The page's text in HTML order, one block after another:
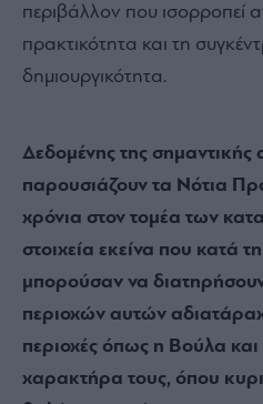
περιβάλλον που ισορροπεί
πρακτικότητα και τη
δημιουργικότητα.
Δεδομένης της σημαντικής
παρουσιάζουν τα Νότια
χρόνια στον τομέα των
στοιχεία εκείνα που κατά
μπορούσαν να
περιοχών αυτών
περιοχές όπως η Βούλα
χαρακτήρα τους, όπου